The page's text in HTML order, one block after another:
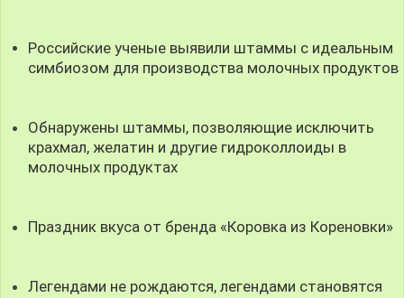
Российские ученые выявили штаммы с идеальным
симбиозом для производства молочных продуктов
Обнаружены штаммы, позволяющие исключить
крахмал, желатин и другие гидроколлоиды в
молочных продуктах
Праздник вкуса от бренда «Коровка из Кореновки»
Легендами не рождаются, легендами становятся